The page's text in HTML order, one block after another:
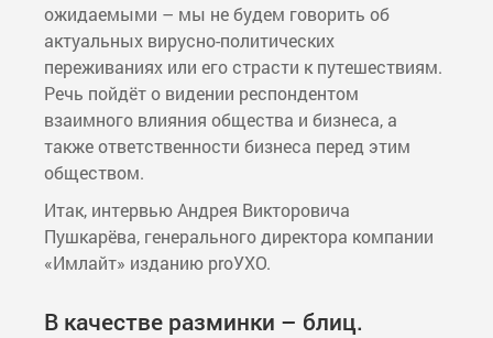
ожидаемыми – мы не будем говорить об
актуальных вирусно-политических
переживаниях или его страсти к путешествиям.
Речь пойдёт о видении респондентом
взаимного влияния общества и бизнеса, а
также ответственности бизнеса перед этим
обществом.
Итак, интервью Андрея Викторовича
Пушкарёва, генерального директора компании
«Имлайт» изданию proУХО.
В качестве разминки – блиц.